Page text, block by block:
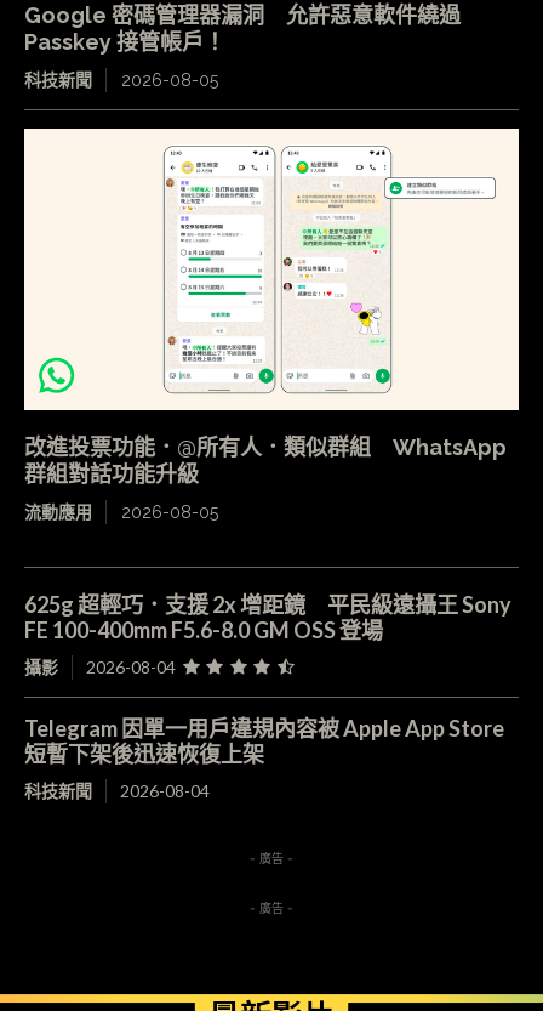
Google 密碼管理器漏洞 允許惡意軟件繞過
Passkey 接管帳戶！
科技新聞 2026-08-05
改進投票功能．@所有人．類似群組 WhatsApp
群組對話功能升級
流動應用 2026-08-05
625g 超輕巧．支援 2x 增距鏡 平民級遠攝王 Sony
FE 100-400mm F5.6-8.0 GM OSS 登場
攝影 2026-08-04
Telegram 因單一用戶違規內容被 Apple App Store
短暫下架後迅速恢復上架
科技新聞 2026-08-04
- 廣告 -
- 廣告 -